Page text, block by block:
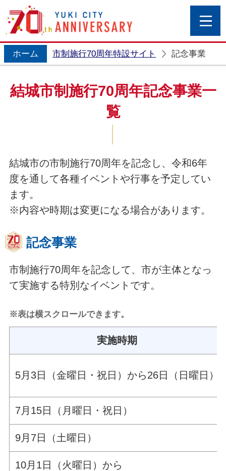
結城
ホーム 市制施行70周年特設サイト 記念事業
結城市制施行70周年記念事業一
覧
結城市の市制施行70周年を記念し、令和6年
度を通して各種イベントや行事を予定してい
ます。
※内容や時期は変更になる場合があります。
記念事業
市制施行70周年を記念して、市が主体となっ
て実施する特別なイベントです。
※表は横スクロールできます。
実施時期
5月3日（金曜日・祝日）から26日（日曜日）
7月15日（月曜日・祝日）
9月7日（土曜日）
10月1日（火曜日）から